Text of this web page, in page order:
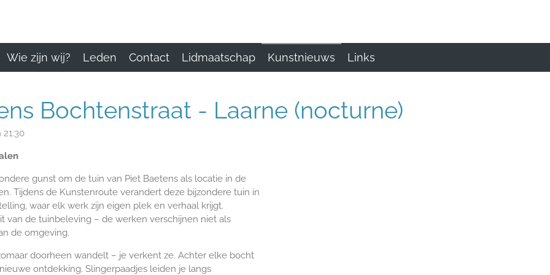
Wie zijn wij? Leden Contact Lidmaatschap Kunstnieuws Links
Bochtenstraat - Laarne (nocturne)
gunst om de tuin van Piet Baetens als locatie in de
Tijdens de Kunstenroute verandert deze bijzondere tuin in
waar elk werk zijn eigen plek en verhaal krijgt.
van de tuinbeleving – de werken verschijnen niet als
de omgeving.
doorheen wandelt – je verkent ze. Achter elke bocht
ontdekking. Slingerpaadjes leiden je langs